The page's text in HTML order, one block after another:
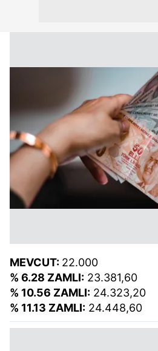
MEVCUT: 22.000
% 6.28 ZAMLI: 23.381,60
% 10.56 ZAMLI: 24.323,20
% 11.13 ZAMLI: 24.448,60